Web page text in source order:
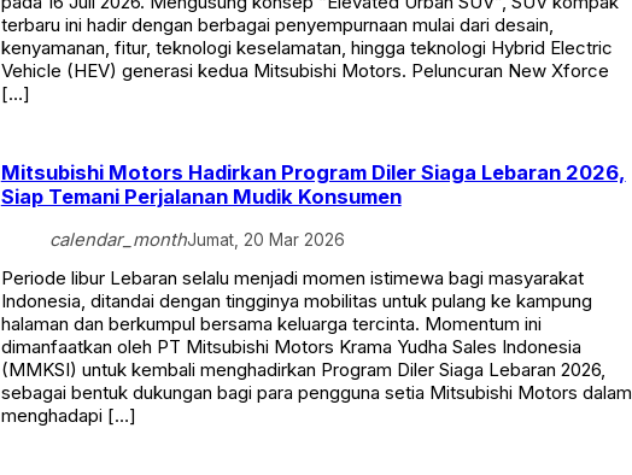
terbaru ini hadir dengan berbagai penyempurnaan mulai dari desain,
kenyamanan, fitur, teknologi keselamatan, hingga teknologi Hybrid Electric
Vehicle (HEV) generasi kedua Mitsubishi Motors. Peluncuran New Xforce
[…]
Mitsubishi Motors Hadirkan Program Diler Siaga Lebaran 2026,
Siap Temani Perjalanan Mudik Konsumen
calendar_monthJumat, 20 Mar 2026
Periode libur Lebaran selalu menjadi momen istimewa bagi masyarakat
Indonesia, ditandai dengan tingginya mobilitas untuk pulang ke kampung
halaman dan berkumpul bersama keluarga tercinta. Momentum ini
dimanfaatkan oleh PT Mitsubishi Motors Krama Yudha Sales Indonesia
(MMKSI) untuk kembali menghadirkan Program Diler Siaga Lebaran 2026,
sebagai bentuk dukungan bagi para pengguna setia Mitsubishi Motors dalam
menghadapi […]